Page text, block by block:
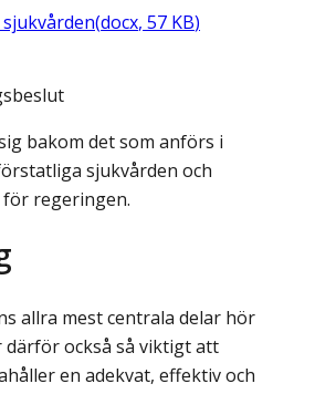
(docx, 57 KB)
bakom det som anförs i
sjukvården och
regeringen.
allra mest centrala delar hör
därför också så viktigt att
en adekvat, effektiv och